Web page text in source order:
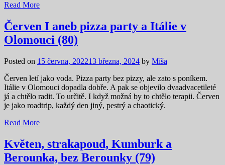
Read More
Červen I aneb pizza party a Itálie v
Olomouci (80)
Posted on 15 června, 202213 března, 2024 by Míša
Červen letí jako voda. Pizza party bez pizzy, ale zato s poníkem.
Itálie v Olomouci dopadla dobře. A pak se objevilo dvaadvacetileté
já a chtělo radit. To určitě. I když možná by to chtělo terapii. Červen
je jako roadtrip, každý den jiný, pestrý a chaotický.
Read More
Květen, strakapoud, Kumburk a
Berounka, bez Berounky (79)